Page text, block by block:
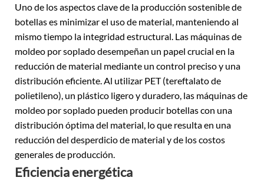
Uno de los aspectos clave de la producción sostenible de
botellas es minimizar el uso de material, manteniendo al
mismo tiempo la integridad estructural. Las máquinas de
moldeo por soplado desempeñan un papel crucial en la
reducción de material mediante un control preciso y una
distribución eficiente. Al utilizar PET (tereftalato de
polietileno), un plástico ligero y duradero, las máquinas de
moldeo por soplado pueden producir botellas con una
distribución óptima del material, lo que resulta en una
reducción del desperdicio de material y de los costos
generales de producción.
Eficiencia energética